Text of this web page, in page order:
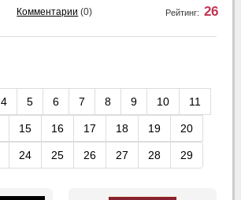
Комментарии (0) Рейтинг: 26
4 5 6 7 8 9 10 11
15 16 17 18 19 20
24 25 26 27 28 29